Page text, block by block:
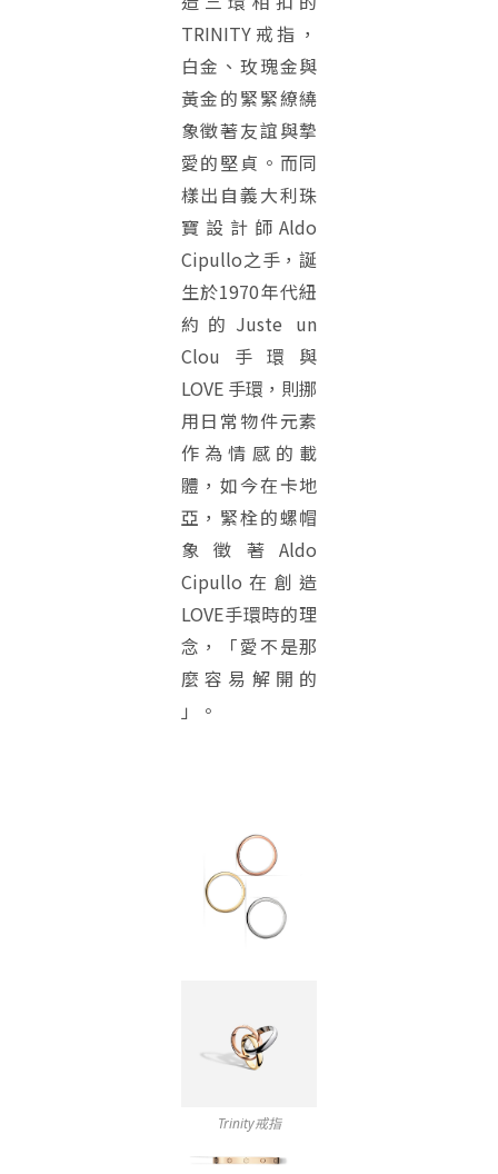
TRINITY戒指，
白金、玫瑰金與
黃金的緊緊繚繞
象徵著友誼與摯
愛的堅貞。而同
樣出自義大利珠
寶設計師Aldo
Cipullo之手，誕
生於1970年代紐
約的Juste un
Clou手環與
LOVE 手環，則挪
用日常物件元素
作為情感的載
體，如今在卡地
亞，緊栓的螺帽
象徵著Aldo
Cipullo在創造
LOVE手環時的理
念，「愛不是那
麼容易解開的
」。
Trinity戒指